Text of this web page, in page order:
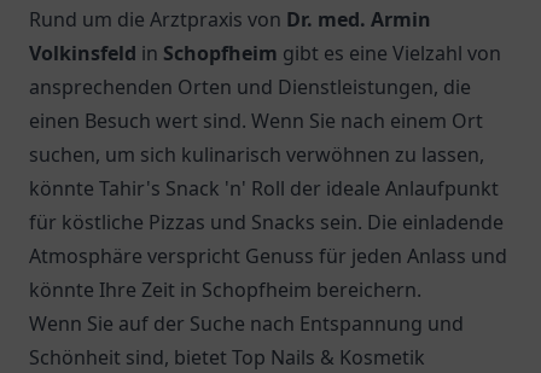
Rund um die Arztpraxis von Dr. med. Armin
Volkinsfeld in Schopfheim gibt es eine Vielzahl von
ansprechenden Orten und Dienstleistungen, die
einen Besuch wert sind. Wenn Sie nach einem Ort
suchen, um sich kulinarisch verwöhnen zu lassen,
könnte Tahir's Snack 'n' Roll der ideale Anlaufpunkt
für köstliche Pizzas und Snacks sein. Die einladende
Atmosphäre verspricht Genuss für jeden Anlass und
könnte Ihre Zeit in Schopfheim bereichern.
Wenn Sie auf der Suche nach Entspannung und
Schönheit sind, bietet Top Nails & Kosmetik